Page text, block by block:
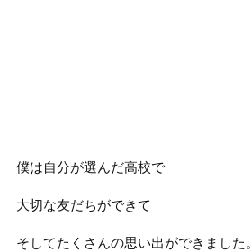
僕は自分が選んだ高校で
大切な友だちができて
そしてたくさんの思い出ができました。